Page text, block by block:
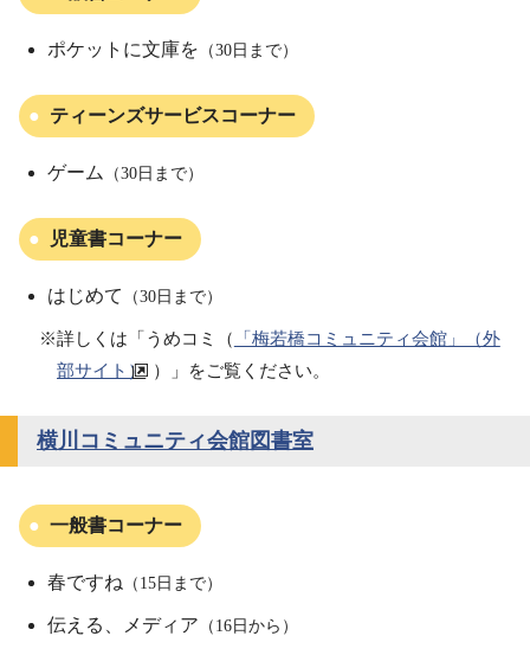
ポケットに文庫を （30日まで）
ティーンズサービスコーナー
ゲーム （30日まで）
児童書コーナー
はじめて （30日まで）
※詳しくは「うめコミ（
「梅若橋コミュニティ会館」（外
部サイト） ）」をご覧ください。
横川コミュニティ会館図書室
一般書コーナー
春ですね （15日まで）
伝える、メディア （16日から）